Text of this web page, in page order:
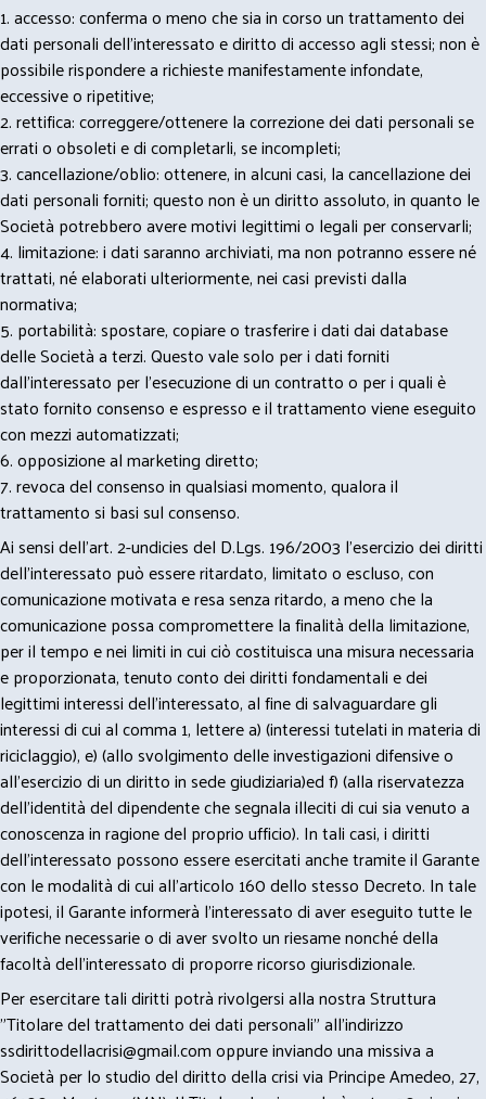
1. accesso: conferma o meno che sia in corso un trattamento dei
dati personali dell’interessato e diritto di accesso agli stessi; non è
possibile rispondere a richieste manifestamente infondate,
eccessive o ripetitive;
2. rettifica: correggere/ottenere la correzione dei dati personali se
errati o obsoleti e di completarli, se incompleti;
3. cancellazione/oblio: ottenere, in alcuni casi, la cancellazione dei
dati personali forniti; questo non è un diritto assoluto, in quanto le
Società potrebbero avere motivi legittimi o legali per conservarli;
4. limitazione: i dati saranno archiviati, ma non potranno essere né
trattati, né elaborati ulteriormente, nei casi previsti dalla
normativa;
5. portabilità: spostare, copiare o trasferire i dati dai database
delle Società a terzi. Questo vale solo per i dati forniti
dall’interessato per l’esecuzione di un contratto o per i quali è
stato fornito consenso e espresso e il trattamento viene eseguito
con mezzi automatizzati;
6. opposizione al marketing diretto;
7. revoca del consenso in qualsiasi momento, qualora il
trattamento si basi sul consenso.
Ai sensi dell’art. 2-undicies del D.Lgs. 196/2003 l’esercizio dei diritti
dell’interessato può essere ritardato, limitato o escluso, con
comunicazione motivata e resa senza ritardo, a meno che la
comunicazione possa compromettere la finalità della limitazione,
per il tempo e nei limiti in cui ciò costituisca una misura necessaria
e proporzionata, tenuto conto dei diritti fondamentali e dei
legittimi interessi dell’interessato, al fine di salvaguardare gli
interessi di cui al comma 1, lettere a) (interessi tutelati in materia di
riciclaggio), e) (allo svolgimento delle investigazioni difensive o
all’esercizio di un diritto in sede giudiziaria)ed f) (alla riservatezza
dell’identità del dipendente che segnala illeciti di cui sia venuto a
conoscenza in ragione del proprio ufficio). In tali casi, i diritti
dell’interessato possono essere esercitati anche tramite il Garante
con le modalità di cui all’articolo 160 dello stesso Decreto. In tale
ipotesi, il Garante informerà l’interessato di aver eseguito tutte le
verifiche necessarie o di aver svolto un riesame nonché della
facoltà dell’interessato di proporre ricorso giurisdizionale.
Per esercitare tali diritti potrà rivolgersi alla nostra Struttura
"Titolare del trattamento dei dati personali" all'indirizzo
ssdirittodellacrisi@gmail.comoppure inviando una missiva a
Società per lo studio del diritto della crisi via Principe Amedeo, 27,